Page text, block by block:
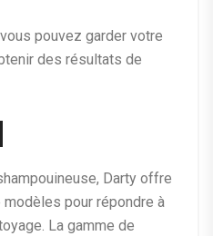
pouvez garder votre
des résultats de
Darty offre
pour répondre à
La gamme de